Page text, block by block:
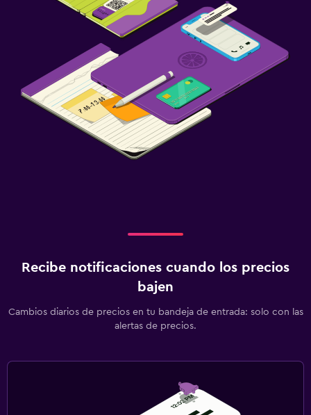
Recibe notificaciones cuando los precios
bajen
Cambios diarios de precios en tu bandeja de entrada: solo con las
alertas de precios.